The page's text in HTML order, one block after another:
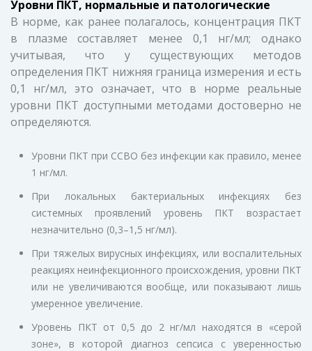
Уровни ПКТ, нормальные и патологические
В норме, как ранее полагалось, концентрация ПКТ
в плазме составляет менее 0,1 нг/мл; однако
учитывая, что у существующих методов
определения ПКТ нижняя граница измерения и есть
0,1 нг/мл, это означает, что в норме реальные
уровни ПКТ доступными методами достоверно не
определяются.
Уровни ПКТ при ССВО без инфекции как правило, менее
1 нг/мл.
При локальных бактериальных инфекциях без
системных проявлений уровень ПКТ возрастает
незначительно (0,3–1,5 нг/мл).
При тяжелых вирусных инфекциях, или воспалительных
реакциях неинфекционного происхождения, уровни ПКТ
или не увеличиваются вообще, или показывают лишь
умеренное увеличение.
Уровень ПКТ от 0,5 до 2 нг/мл находятся в «серой
зоне», в которой диагноз сепсиса с уверенностью